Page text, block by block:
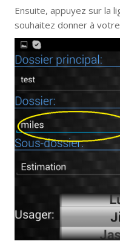
Ensuite, appuyez sur la
souhaitez donner à